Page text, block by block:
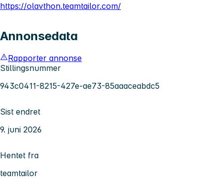
https://olavthon.teamtailor.com/
Annonsedata
Rapporter annonse
Stillingsnummer
943c0411-8215-427e-ae73-85aaaceabdc5
Sist endret
9. juni 2026
Hentet fra
teamtailor